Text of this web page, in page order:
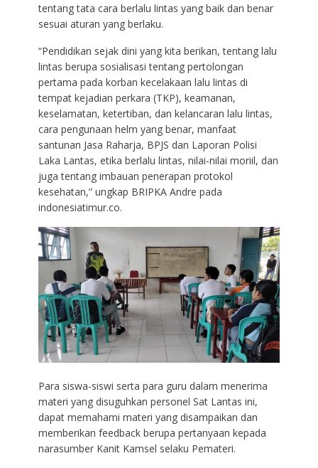
tentang tata cara berlalu lintas yang baik dan benar
sesuai aturan yang berlaku.
“Pendidikan sejak dini yang kita berikan, tentang lalu
lintas berupa sosialisasi tentang pertolongan
pertama pada korban kecelakaan lalu lintas di
tempat kejadian perkara (TKP), keamanan,
keselamatan, ketertiban, dan kelancaran lalu lintas,
cara pengunaan helm yang benar, manfaat
santunan Jasa Raharja, BPJS dan Laporan Polisi
Laka Lantas, etika berlalu lintas, nilai-nilai moriil, dan
juga tentang imbauan penerapan protokol
kesehatan,” ungkap BRIPKA Andre pada
indonesiatimur.co.
Para siswa-siswi serta para guru dalam menerima
materi yang disuguhkan personel Sat Lantas ini,
dapat memahami materi yang disampaikan dan
memberikan feedback berupa pertanyaan kepada
narasumber Kanit Kamsel selaku Pemateri.